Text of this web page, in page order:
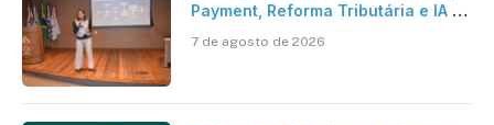
Payment, Reforma Tributária e IA no
7 de agosto de 2026